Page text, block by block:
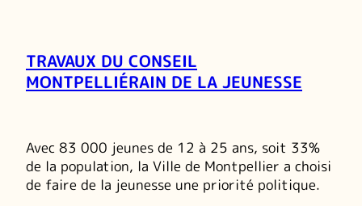
TRAVAUX DU CONSEIL
MONTPELLIÉRAIN DE LA JEUNESSE
Avec 83 000 jeunes de 12 à 25 ans, soit 33%
de la population, la Ville de Montpellier a choisi
de faire de la jeunesse une priorité politique.